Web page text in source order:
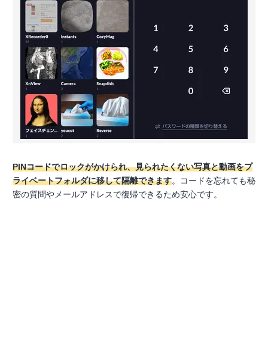
PINコードでロックがかけられ、見られたくない写真と動画をプ
ライベートフォルダに移して隔離できます。コードを忘れても秘
密の質問やメールアドレスで復帰できるため安心です。